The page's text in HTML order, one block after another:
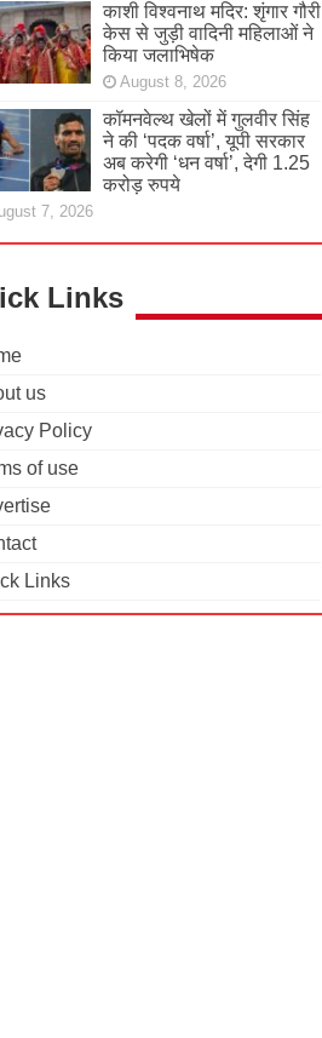
काशी विश्वनाथ मदिर: शृंगार गौरी
केस से जुड़ी वादिनी महिलाओं ने
किया जलाभिषेक
August 8, 2026
कॉमनवेल्थ खेलों में गुलवीर सिंह
ने की ‘पदक वर्षा’, यूपी सरकार
अब करेगी ‘धन वर्षा’, देगी 1.25
करोड़ रुपये
7, 2026
Links
us
Policy
of use
Links